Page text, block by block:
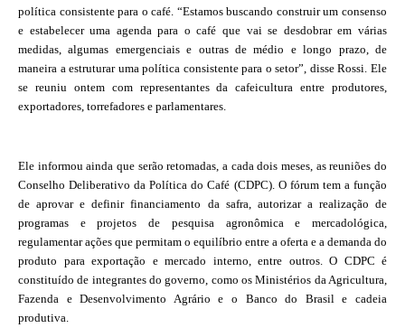
política consistente para o café. “Estamos buscando construir um consenso
e estabelecer uma agenda para o café que vai se desdobrar em várias
medidas, algumas emergenciais e outras de médio e longo prazo, de
maneira a estruturar uma política consistente para o setor”, disse Rossi. Ele
se reuniu ontem com representantes da cafeicultura entre produtores,
exportadores, torrefadores e parlamentares.
Ele informou ainda que serão retomadas, a cada dois meses, as reuniões do
Conselho Deliberativo da Política do Café (CDPC). O fórum tem a função
de aprovar e definir financiamento da safra, autorizar a realização de
programas e projetos de pesquisa agronômica e mercadológica,
regulamentar ações que permitam o equilíbrio entre a oferta e a demanda do
produto para exportação e mercado interno, entre outros. O CDPC é
constituído de integrantes do governo, como os Ministérios da Agricultura,
Fazenda e Desenvolvimento Agrário e o Banco do Brasil e cadeia
produtiva.